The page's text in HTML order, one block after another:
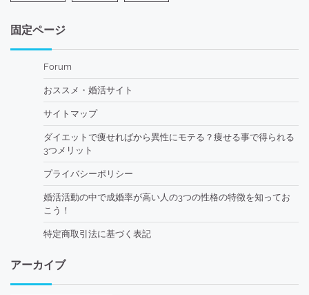
固定ページ
Forum
おススメ・婚活サイト
サイトマップ
ダイエットで痩せればから異性にモテる？痩せる事で得られる
3つメリット
プライバシーポリシー
婚活活動の中で成婚率が高い人の3つの性格の特徴を知ってお
こう！
特定商取引法に基づく表記
アーカイブ